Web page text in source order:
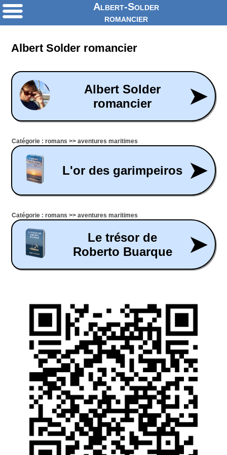
Albert-Solder
romancier
Albert Solder romancier
Albert Solder
romancier
➤
Catégorie : romans >> aventures maritimes
L'or des garimpeiros ➤
Catégorie : romans >> aventures maritimes
Le trésor de
Roberto Buarque
➤